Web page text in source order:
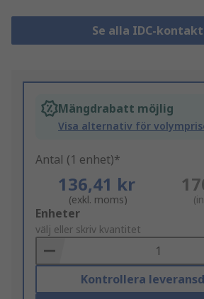
Se alla IDC-
Mängdrabatt möjlig
Visa alternativ för
Antal (1 enhet)*
136,41 kr
(exkl. moms)
Add
to
Basket
Enheter
välj eller skriv kvantitet
Kontrollera